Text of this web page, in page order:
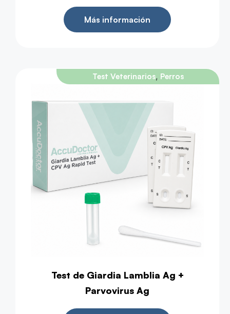
Más información
Test Veterinarios, Perros
Test de Giardia Lamblia Ag +
Parvovirus Ag